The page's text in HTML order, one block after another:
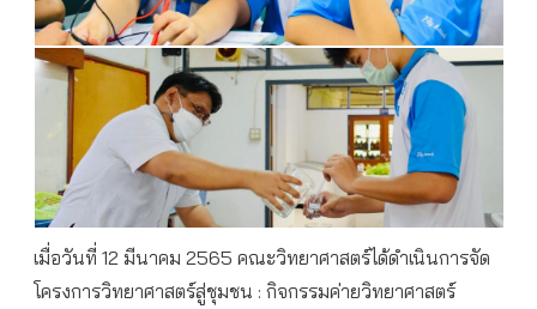
เมื่อวันที่ 12 มีนาคม 2565 คณะวิทยาศาสตร์ได้ดำเนินการจัด
โครงการวิทยาศาสตร์สู่ชุมชน : กิจกรรมค่ายวิทยาศาสตร์